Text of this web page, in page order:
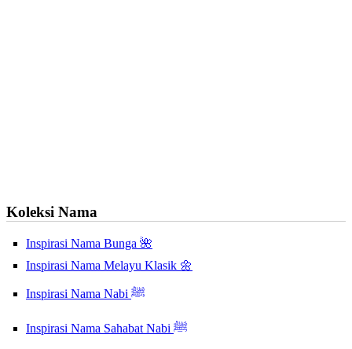
Koleksi Nama
Inspirasi Nama Bunga 🌺
Inspirasi Nama Melayu Klasik 🌼
Inspirasi Nama Nabi ﷺ
Inspirasi Nama Sahabat Nabi ﷺ